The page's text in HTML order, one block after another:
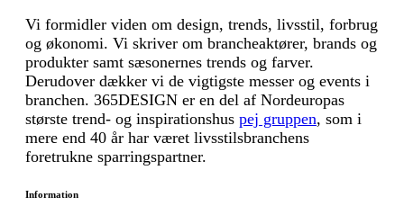
Vi formidler viden om design, trends, livsstil, forbrug
og økonomi. Vi skriver om brancheaktører, brands og
produkter samt sæsonernes trends og farver.
Derudover dækker vi de vigtigste messer og events i
branchen. 365DESIGN er en del af Nordeuropas
største trend- og inspirationshus pej gruppen, som i
mere end 40 år har været livsstilsbranchens
foretrukne sparringspartner.
Information